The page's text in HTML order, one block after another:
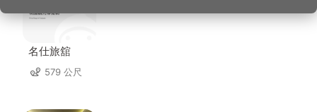
名仕旅舘
579 公尺